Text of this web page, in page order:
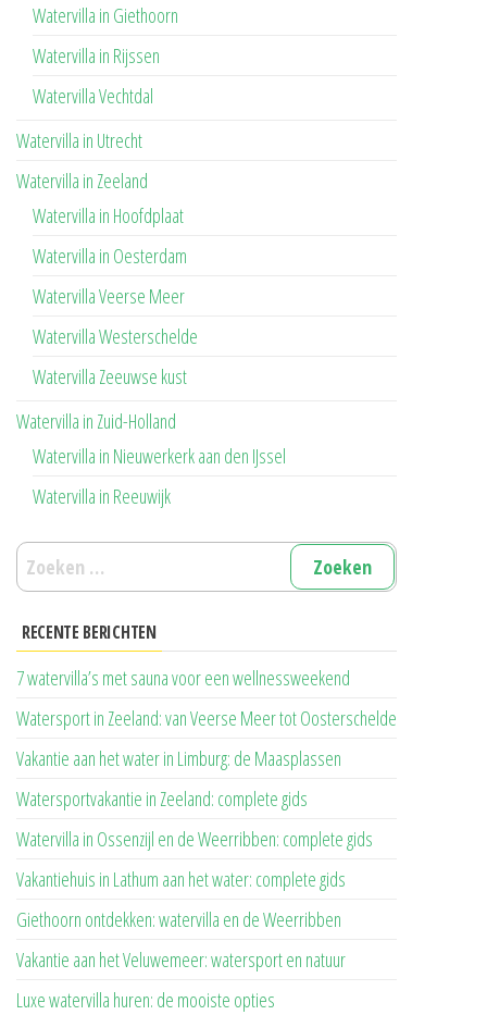
Watervilla in Giethoorn
Watervilla in Rijssen
Watervilla Vechtdal
Watervilla in Utrecht
Watervilla in Zeeland
Watervilla in Hoofdplaat
Watervilla in Oesterdam
Watervilla Veerse Meer
Watervilla Westerschelde
Watervilla Zeeuwse kust
Watervilla in Zuid-Holland
Watervilla in Nieuwerkerk aan den IJssel
Watervilla in Reeuwijk
Zoeken
naar:
RECENTE BERICHTEN
7 watervilla’s met sauna voor een wellnessweekend
Watersport in Zeeland: van Veerse Meer tot Oosterschelde
Vakantie aan het water in Limburg: de Maasplassen
Watersportvakantie in Zeeland: complete gids
Watervilla in Ossenzijl en de Weerribben: complete gids
Vakantiehuis in Lathum aan het water: complete gids
Giethoorn ontdekken: watervilla en de Weerribben
Vakantie aan het Veluwemeer: watersport en natuur
Luxe watervilla huren: de mooiste opties